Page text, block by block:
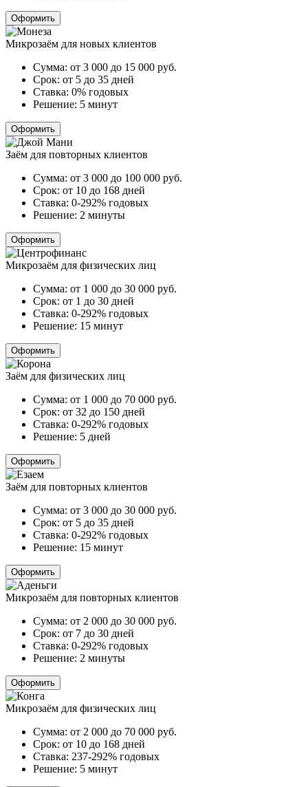
Оформить
Микрозаём для новых клиентов
Сумма: от 3 000 до 15 000 руб.
Срок: от 5 до 35 дней
Ставка: 0% годовых
Решение: 5 минут
Оформить
Заём для повторных клиентов
Сумма: от 3 000 до 100 000 руб.
Срок: от 10 до 168 дней
Ставка: 0-292% годовых
Решение: 2 минуты
Оформить
Микрозаём для физических лиц
Сумма: от 1 000 до 30 000 руб.
Срок: от 1 до 30 дней
Ставка: 0-292% годовых
Решение: 15 минут
Оформить
Заём для физических лиц
Сумма: от 1 000 до 70 000 руб.
Срок: от 32 до 150 дней
Ставка: 0-292% годовых
Решение: 5 дней
Оформить
Заём для повторных клиентов
Сумма: от 3 000 до 30 000 руб.
Срок: от 5 до 35 дней
Ставка: 0-292% годовых
Решение: 15 минут
Оформить
Микрозаём для повторных клиентов
Сумма: от 2 000 до 30 000 руб.
Срок: от 7 до 30 дней
Ставка: 0-292% годовых
Решение: 2 минуты
Оформить
Микрозаём для физических лиц
Сумма: от 2 000 до 70 000 руб.
Срок: от 10 до 168 дней
Ставка: 237-292% годовых
Решение: 5 минут